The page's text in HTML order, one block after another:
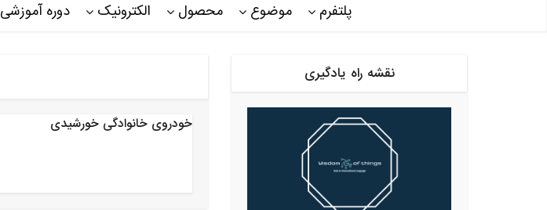
پلتفرم موضوع محصول الکترونیک دوره آموزشی
خودروی خانوادگی خورشیدی
نقشه راه یادگیری